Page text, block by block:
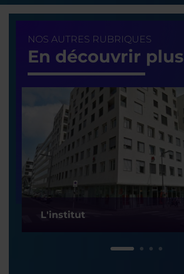
NOS AUTRES RUBRIQUES
En découvrir plus
L'institut